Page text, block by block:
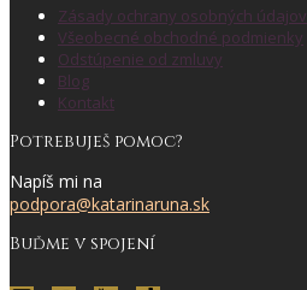
Zásady ochrany osobných údajov
Všeobecné obchodné podmienky
Odstúpenie od zmluvy
Blog
Kontakt
Potrebuješ pomoc?
Napíš mi na
podpora@katarinaruna.sk
Buďme v spojení